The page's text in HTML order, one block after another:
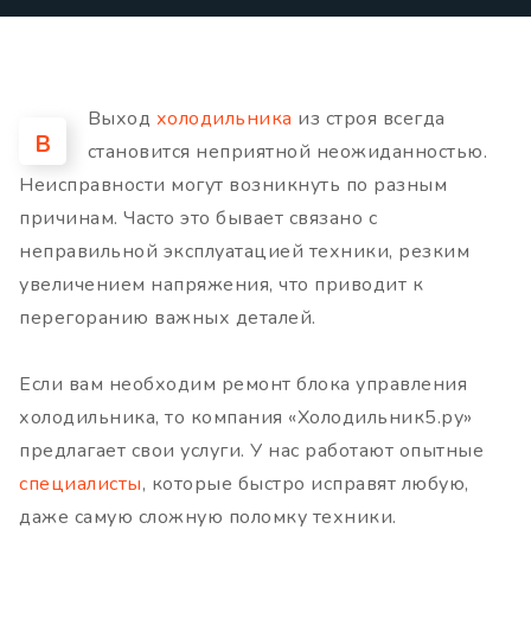
В
Выход холодильника из строя всегда
становится неприятной неожиданностью.
Неисправности могут возникнуть по разным
причинам. Часто это бывает связано с
неправильной эксплуатацией техники, резким
увеличением напряжения, что приводит к
перегоранию важных деталей.
Если вам необходим ремонт блока управления
холодильника, то компания «Холодильник5.ру»
предлагает свои услуги. У нас работают опытные
специалисты, которые быстро исправят любую,
даже самую сложную поломку техники.